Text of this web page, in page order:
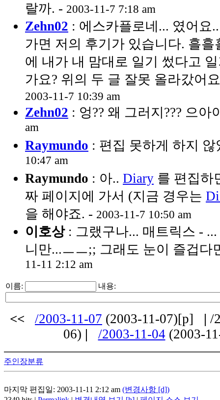
랄까. - 2003-11-7 7:18 am
Zehn02 : 에스카플로네... 였어요
가면 저의 후기가 있습니다. 흘
에 내가 내 맘대로 일기 썼다고
가요? 위의 두 글 잘못 올라갔어
2003-11-7 10:39 am
Zehn02 : 엉?? 왜 그러지??? 으아
am
Raymundo : 편집 못하게 하지
10:47 am
Raymundo : 아.. Diary 를 편집하
짜 페이지에 가서 (지금 경우는
을 해야죠. - 2003-11-7 10:50 am
이호상 : 그랬구나... 매트릭스 -
니만...ㅡㅡ;; 그래도 눈이 즐겁다
11-11 2:12 am
이름: 내용:
<< /2003-11-07 (2003-11-07)[p] | /
06) | /2003-11-04 (2003-
주인장분류
마지막 편집일: 2003-11-11 2:12 am (변경사항 [d])